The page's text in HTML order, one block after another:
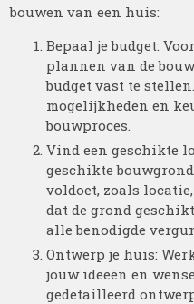
bouwen van een huis:
Bepaal je budget:
plannen van de
budget vast te
mogelijkheden en
bouwproces.
Vind een geschikte
geschikte
voldoet, zoals
dat de grond
alle benodigde
Ontwerp je huis:
jouw ideeën en
gedetailleerd